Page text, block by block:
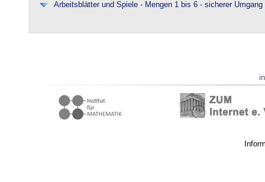
Arbeitsblätter und Spiele - Mengen 1 bis 6 - sicherer Umgang